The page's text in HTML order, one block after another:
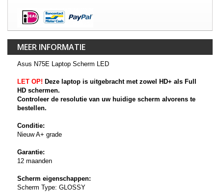
MEER INFORMATIE
Asus N75E Laptop Scherm LED
LET OP! Deze laptop is uitgebracht met zowel HD+ als Full
HD schermen.
Controleer de resolutie van uw huidige scherm alvorens te
bestellen.
Conditie:
Nieuw A+ grade
Garantie:
12 maanden
Scherm eigenschappen:
Scherm Type: GLOSSY